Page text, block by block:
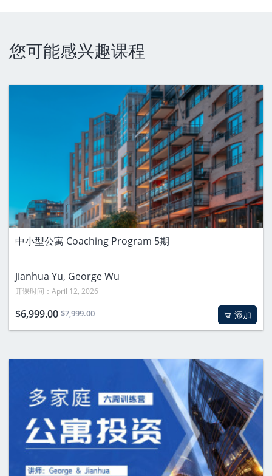
您可能感兴趣课程
中小型公寓 Coaching Program 5期
Jianhua Yu, George Wu
开课时间：April 12, 2026
$6,999.00 $7,999.00 添加